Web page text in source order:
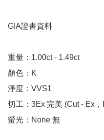
GIA證書資料
重量：1.00ct - 1.49ct
顏色：K
淨度：VVS1
切工：3Ex 完美 (Cut - Ex
螢光：None 無